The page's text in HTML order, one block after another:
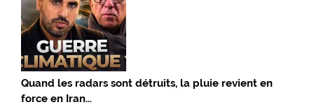
Quand les radars sont détruits, la pluie revient en
force en Iran…